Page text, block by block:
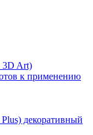
3D Art)
к применению
декоративный